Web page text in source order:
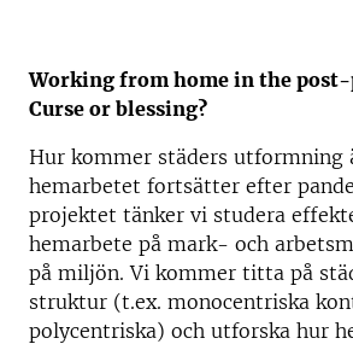
Working from home in the post-
Curse or blessing?
Hur kommer städers utformning
hemarbetet fortsätter efter
projektet tänker vi studera
hemarbete på mark- och
på miljön. Vi kommer titta på
struktur (t.ex. monocentriska
polycentriska) och utforska hur